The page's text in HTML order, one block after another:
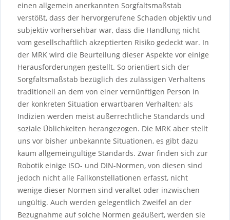
einen allgemein anerkannten Sorgfaltsmaßstab
verstößt, dass der hervorgerufene Schaden objektiv und
subjektiv vorhersehbar war, dass die Handlung nicht
vom gesellschaftlich akzeptierten Risiko gedeckt war. In
der MRK wird die Beurteilung dieser Aspekte vor einige
Herausforderungen gestellt. So orientiert sich der
Sorgfaltsmaßstab bezüglich des zulässigen Verhaltens
traditionell an dem von einer vernünftigen Person in
der konkreten Situation erwartbaren Verhalten; als
Indizien werden meist außerrechtliche Standards und
soziale Üblichkeiten herangezogen. Die MRK aber stellt
uns vor bisher unbekannte Situationen, es gibt dazu
kaum allgemeingültige Standards. Zwar finden sich zur
Robotik einige ISO- und DIN-Normen, von diesen sind
jedoch nicht alle Fallkonstellationen erfasst, nicht
wenige dieser Normen sind veraltet oder inzwischen
ungültig. Auch werden gelegentlich Zweifel an der
Bezugnahme auf solche Normen geäußert, werden sie